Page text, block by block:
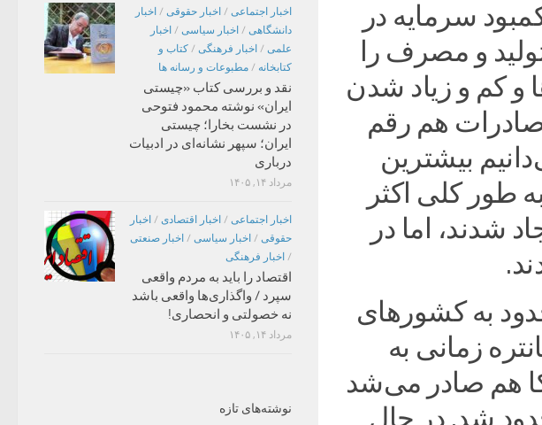
سرمایه در
و مصرف را
و کم و زیاد شدن
صادرات هم رقم
بیشترین
طور کلی اکثر
شدند، اما در
به کشورهای
زمانی به
هم صادر می‌شد
شد. در حال
اخبار اجتماعی / اخبار حقوقی / اخبار
دانشگاهی / اخبار سیاسی / اخبار
علمی / اخبار فرهنگی / کتاب و
کتابخانه / مطبوعات و رسانه ها
نقد و بررسی کتاب «چیستی
ایران» نوشته محمود فتوحی
در نشست بخارا؛ چیستی
ایران؛ سپهر نشانه‌ای در ادبیات
درباری
مرداد ۱۴, ۱۴۰۵
اخبار اجتماعی / اخبار اقتصادی / اخبار
حقوقی / اخبار سیاسی / اخبار صنعتی
/ اخبار فرهنگی
اقتصاد را باید به مردم واقعی
سپرد / واگذاری‌ها واقعی باشد
نه خصولتی و انحصاری!
مرداد ۱۴, ۱۴۰۵
نوشته‌های تازه